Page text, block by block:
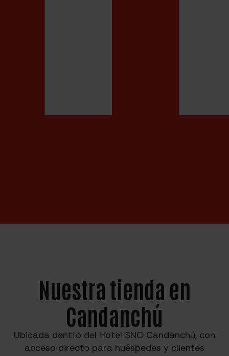
Nuestra tienda en
Candanchú
Ubicada dentro del Hotel SNO Candanchú, con
acceso directo para huéspedes y clientes